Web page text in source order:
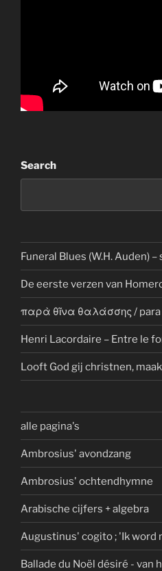
Search
Funeral Blues (W.H. Auden)
De eerste verzen van
παρὰ θῖνα θαλάσσης / para
Henri Lacordaire – Entre le
Looft God gij christnen,
alle pagina's
Ambrosius' avondzang
Ambrosius' ochtendhymne
Arabische cijfers + algebra
Augustinus' cogito ; 'Ik word
Ballade du Noël désiré - van